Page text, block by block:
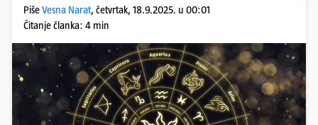
PišeVesna Narat, četvrtak, 18.9.2025. u 00:01
Čitanje članka: 4 min